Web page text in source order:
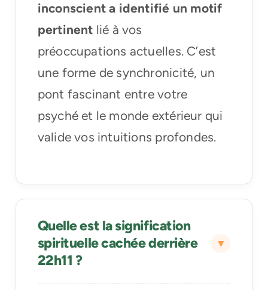
inconscient a identifié un motif
pertinent lié à vos
préoccupations actuelles. C’est
une forme de synchronicité, un
pont fascinant entre votre
psyché et le monde extérieur qui
valide vos intuitions profondes.
Quelle est la signification
spirituelle cachée derrière
22h11 ?